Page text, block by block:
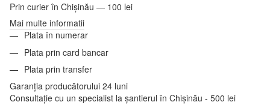
Prin curier în Chișinău — 100 lei
Mai multe informatii
Plata în numerar
Plata prin card bancar
Plata prin transfer
Garanția producătorului 24 luni
Consultație cu un specialist la șantierul în Chișinău - 500 lei